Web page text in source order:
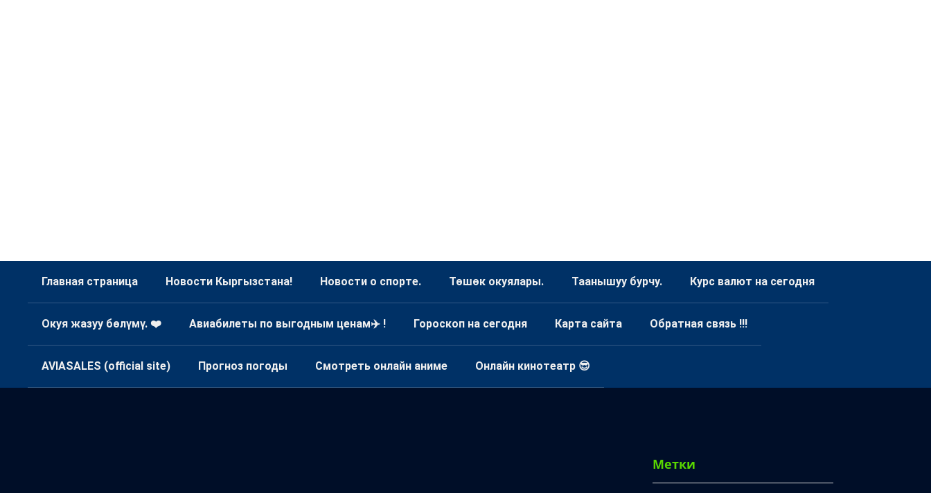
Главная страница Новости Кыргызстана! Новости о спорте. Төшөк окуялары. Таанышуу бурчу. Курс валют на сегодня
Окуя жазуу бөлүмү. ❤️ Авиабилеты по выгодным ценам✈️ ! Гороскоп на сегодня Карта сайта Обратная связь !!!
AVIASALES (official site) Прогноз погоды Смотреть онлайн аниме Онлайн кинотеатр 😎
Метки